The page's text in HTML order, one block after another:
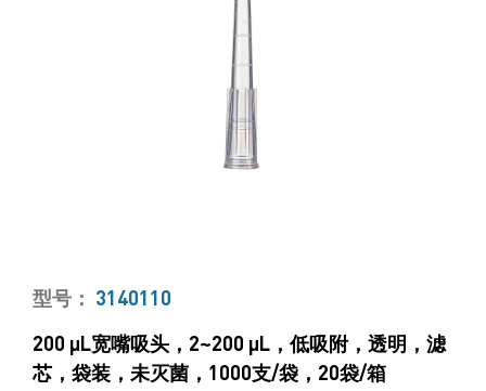
型号： 3140110
200 μL宽嘴吸头，2~200 μL，低吸附，透明，滤
芯，袋装，未灭菌，1000支/袋，20袋/箱